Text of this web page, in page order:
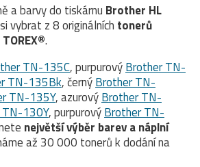
a barvy do tiskárnu Brother HL
vybrat z 8 originálních tonerů
.
TN-135C, purpurovýBrother TN-
TN-135Bk, černýBrother TN-
TN-135Y, azurovýBrother TN-
130Y, purpurovýBrother TN-
největší výběr barev a náplní
až 30 000 tonerů k dodání na